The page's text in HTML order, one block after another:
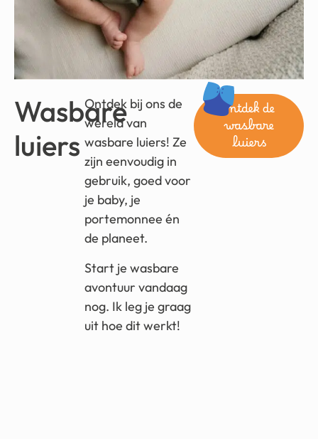
Wasbare
luiers
Ontdek bij ons de
wereld van
wasbare luiers! Ze
zijn eenvoudig in
gebruik, goed voor
je baby, je
portemonnee én
de planeet.
Start je wasbare
avontuur vandaag
nog. Ik leg je graag
uit hoe dit werkt!
ontdek de
wasbare
luiers